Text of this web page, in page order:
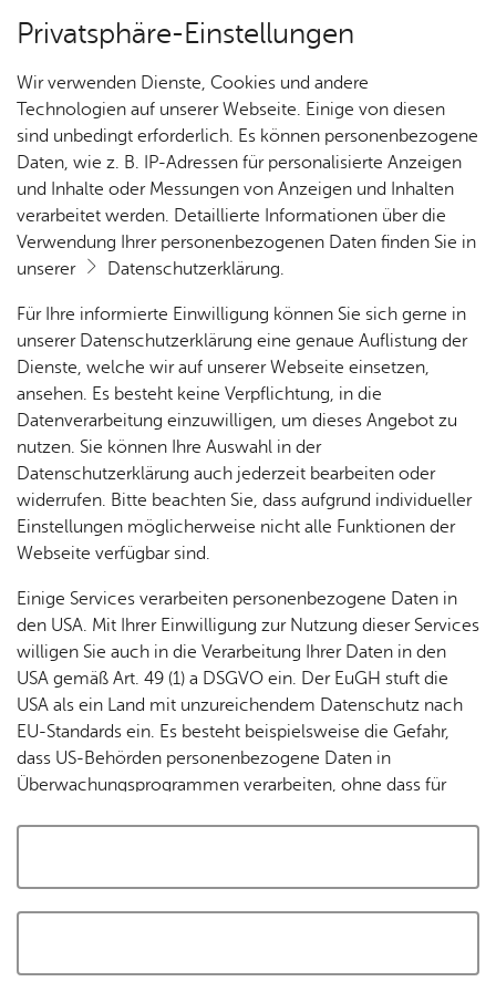
Kartenansicht
Cookie-Hinweis
Zum Laden dieser Karte wird eine Verbindung zu externen
Servern hergestellt. Diese verwenden Cookies und andere
Tracking-Technologien, um die Bedienung zu
personalisieren und zu verbessern. Weitere Informationen
finden Sie in unsererDatenschutzerklärung
Cookies akzeptieren und Karte laden
Privatsphäre-Einstellungen
Wir verwenden Dienste, Cookies und andere
Technologien auf unserer Webseite. Einige von diesen
sind unbedingt erforderlich. Es können personenbezogene
Daten, wie z. B. IP-Adressen für personalisierte Anzeigen
und Inhalte oder Messungen von Anzeigen und Inhalten
verarbeitet werden. Detaillierte Informationen über die
Verwendung Ihrer personenbezogenen Daten finden Sie in
unserer
Datenschutzerklärung.
Für Ihre informierte Einwilligung können Sie sich gerne in
unserer Datenschutzerklärung eine genaue Auflistung der
Dienste, welche wir auf unserer Webseite einsetzen,
ansehen. Es besteht keine Verpflichtung, in die
Datenverarbeitung einzuwilligen, um dieses Angebot zu
nutzen. Sie können Ihre Auswahl in der
Datenschutzerklärung auch jederzeit bearbeiten oder
widerrufen. Bitte beachten Sie, dass aufgrund individueller
Einstellungen möglicherweise nicht alle Funktionen der
Webseite verfügbar sind.
Einige Services verarbeiten personenbezogene Daten in
den USA. Mit Ihrer Einwilligung zur Nutzung dieser Services
willigen Sie auch in die Verarbeitung Ihrer Daten in den
USA gemäß Art. 49 (1) a DSGVO ein. Der EuGH stuft die
USA als ein Land mit unzureichendem Datenschutz nach
EU-Standards ein. Es besteht beispielsweise die Gefahr,
dass US-Behörden personenbezogene Daten in
Überwachungsprogrammen verarbeiten, ohne dass für